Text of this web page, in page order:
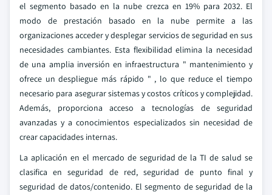
el segmento basado en la nube crezca en 19% para 2032. El
modo de prestación basado en la nube permite a las
organizaciones acceder y desplegar servicios de seguridad en sus
necesidades cambiantes. Esta flexibilidad elimina la necesidad
de una amplia inversión en infraestructura " mantenimiento y
ofrece un despliegue más rápido " , lo que reduce el tiempo
necesario para asegurar sistemas y costos críticos y complejidad.
Además, proporciona acceso a tecnologías de seguridad
avanzadas y a conocimientos especializados sin necesidad de
crear capacidades internas.
La aplicación en el mercado de seguridad de la TI de salud se
clasifica en seguridad de red, seguridad de punto final y
seguridad de datos/contenido. El segmento de seguridad de la